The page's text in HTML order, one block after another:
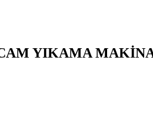
YIKAMA